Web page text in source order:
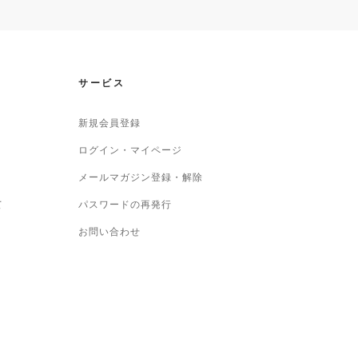
サービス
新規会員登録
ログイン・マイページ
メールマガジン登録・解除
パスワードの再発行
お問い合わせ